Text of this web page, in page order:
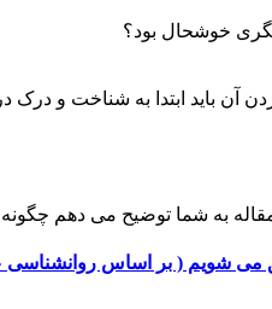
خوشحال بود؟
آن باید ابتدا به شناخت و درک
به شما توضیح می دهم چگونه
می شویم ( بر اساس